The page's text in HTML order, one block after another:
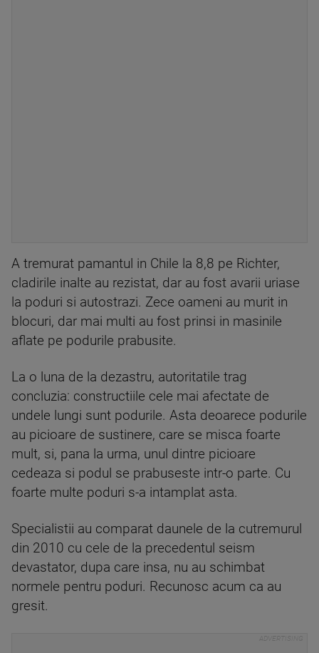
A tremurat pamantul in Chile la 8,8 pe Richter,
cladirile inalte au rezistat, dar au fost avarii uriase
la poduri si autostrazi. Zece oameni au murit in
blocuri, dar mai multi au fost prinsi in masinile
aflate pe podurile prabusite.
La o luna de la dezastru, autoritatile trag
concluzia: constructiile cele mai afectate de
undele lungi sunt podurile. Asta deoarece podurile
au picioare de sustinere, care se misca foarte
mult, si, pana la urma, unul dintre picioare
cedeaza si podul se prabuseste intr-o parte. Cu
foarte multe poduri s-a intamplat asta.
Specialistii au comparat daunele de la cutremurul
din 2010 cu cele de la precedentul seism
devastator, dupa care insa, nu au schimbat
normele pentru poduri. Recunosc acum ca au
gresit.